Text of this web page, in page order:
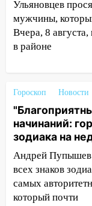
13:00 На
Ульяновске
12:57
В
крупный град
августа:
11:55
машину во
Ульяновске
11:00 В
СНТ сидят
10:13
Ульяновцев
мужчины,
Вчера, 8
в районе
Гороскоп Новости
начинаний:
зодиака на
Андрей Пупышев
всех знаков
самых
который почти